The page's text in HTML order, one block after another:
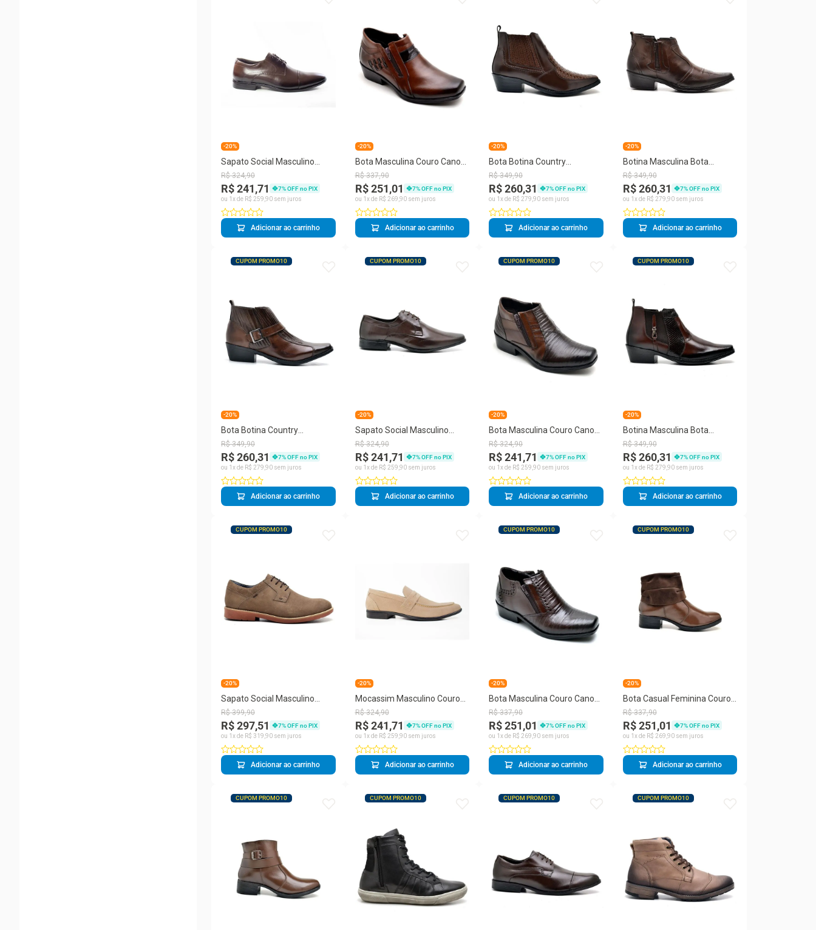
-20%
Sapato Social Masculino
Couro Cano Curto Derby
Conforto
R$ 324,90
R$ 241,71 7% OFF no PIX
ou 1 x de R$ 259 90 sem juros
Adicionar ao carrinho
-20%
Bota Masculina Couro Cano
Curto Zíper Detalhe Costuras
R$ 337,90
R$ 251,01 7% OFF no PIX
ou 1 x de R$ 269 90sem juros
Adicionar ao carrinho
-20%
Bota Botina Country
Masculina Couro Conforto
Moderna Casual
R$ 349,90
R$ 260,31 7% OFF no PIX
ou 1 x de R$ 279 90 sem juros
Adicionar ao carrinho
-20%
Botina Masculina Bota
Country Couro Zíper
Confortável
R$ 349,90
R$ 260,31 7% OFF no PIX
ou 1 x de R$ 279 90sem juros
Adicionar ao carrinho
CUPOM PROMO10
-20%
Bota Botina Country
Masculina Couro Fivela
Casual Moderna
R$ 349,90
R$ 260,31 7% OFF no PIX
ou 1 x de R$ 279 90 sem juros
Adicionar ao carrinho
CUPOM PROMO10
-20%
Sapato Social Masculino
Couro Cadarço Bico
Quadrado Casual
R$ 324,90
R$ 241,71 7% OFF no PIX
ou 1 x de R$ 259 90sem juros
Adicionar ao carrinho
CUPOM PROMO10
-20%
Bota Masculina Couro Cano
Curto Bico Quadrado Zíper
Casual
R$ 324,90
R$ 241,71 7% OFF no PIX
ou 1 x de R$ 259 90 sem juros
Adicionar ao carrinho
CUPOM PROMO10
-20%
Botina Masculina Bota
Country Couro Fivela
Confortável
R$ 349,90
R$ 260,31 7% OFF no PIX
ou 1 x de R$ 279 90sem juros
Adicionar ao carrinho
CUPOM PROMO10
-20%
Sapato Social Masculino
Couro Derby Cano Curto
Casual
R$ 399,90
R$ 297,51 7% OFF no PIX
ou 1 x de R$ 319 90 sem juros
Adicionar ao carrinho
-20%
Mocassim Masculino Couro
Calce Fácil Confortável
Casual
R$ 324,90
R$ 241,71 7% OFF no PIX
ou 1 x de R$ 259 90sem juros
Adicionar ao carrinho
CUPOM PROMO10
-20%
Bota Masculina Couro Cano
Curto Zíper Bico Quadrado
Conforto
R$ 337,90
R$ 251,01 7% OFF no PIX
ou 1 x de R$ 269 90 sem juros
Adicionar ao carrinho
CUPOM PROMO10
-20%
Bota Casual Feminina Couro
Bico Redondo Polaina
Moderna
R$ 337,90
R$ 251,01 7% OFF no PIX
ou 1 x de R$ 269 90sem juros
Adicionar ao carrinho
CUPOM PROMO10 CUPOM PROMO10 CUPOM PROMO10 CUPOM PROMO10